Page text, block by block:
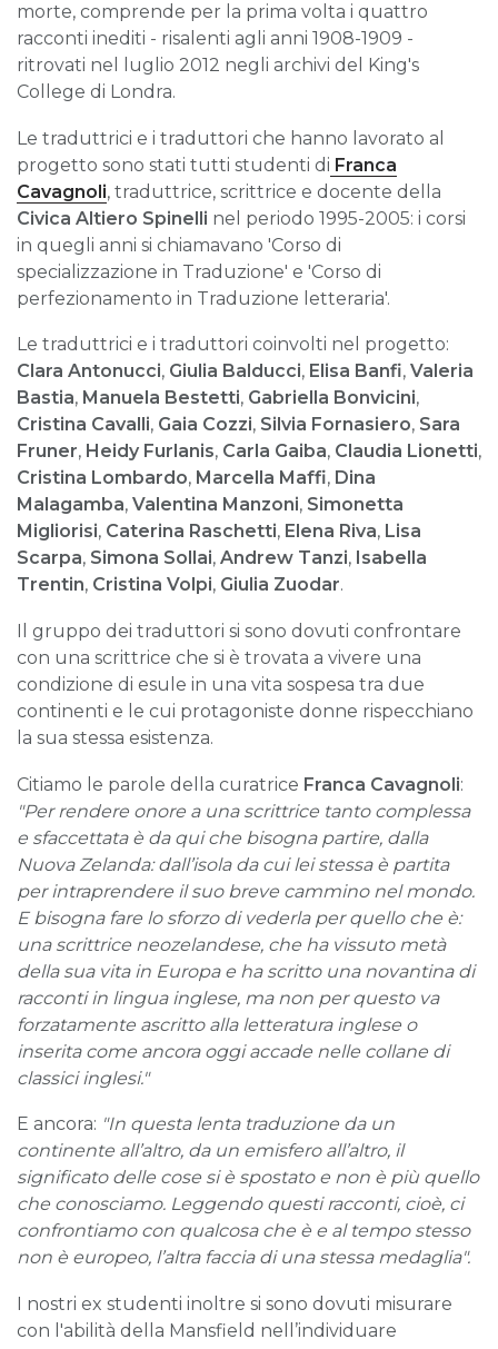
morte, comprende per la prima volta i quattro
racconti inediti - risalenti agli anni 1908-1909 -
ritrovati nel luglio 2012 negli archivi del King's
College di Londra.
Le traduttrici e i traduttori che hanno lavorato al
progetto sono stati tutti studenti di Franca
Cavagnoli, traduttrice, scrittrice e docente della
Civica Altiero Spinelli nel periodo 1995-2005: i corsi
in quegli anni si chiamavano 'Corso di
specializzazione in Traduzione' e 'Corso di
perfezionamento in Traduzione letteraria'.
Le traduttrici e i traduttori coinvolti nel progetto:
Clara Antonucci, Giulia Balducci, Elisa Banfi, Valeria
Bastia, Manuela Bestetti, Gabriella Bonvicini,
Cristina Cavalli, Gaia Cozzi, Silvia Fornasiero, Sara
Fruner, Heidy Furlanis, Carla Gaiba, Claudia Lionetti,
Cristina Lombardo, Marcella Maffi, Dina
Malagamba, Valentina Manzoni, Simonetta
Migliorisi, Caterina Raschetti, Elena Riva, Lisa
Scarpa, Simona Sollai, Andrew Tanzi, Isabella
Trentin, Cristina Volpi, Giulia Zuodar.
Il gruppo dei traduttori si sono dovuti confrontare
con una scrittrice che si è trovata a vivere una
condizione di esule in una vita sospesa tra due
continenti e le cui protagoniste donne rispecchiano
la sua stessa esistenza.
Citiamo le parole della curatrice Franca Cavagnoli:
"Per rendere onore a una scrittrice tanto complessa
e sfaccettata è da qui che bisogna partire, dalla
Nuova Zelanda: dall’isola da cui lei stessa è partita
per intraprendere il suo breve cammino nel mondo.
E bisogna fare lo sforzo di vederla per quello che è:
una scrittrice neozelandese, che ha vissuto metà
della sua vita in Europa e ha scritto una novantina di
racconti in lingua inglese, ma non per questo va
forzatamente ascritto alla letteratura inglese o
inserita come ancora oggi accade nelle collane di
classici inglesi."
E ancora: "In questa lenta traduzione da un
continente all’altro, da un emisfero all’altro, il
significato delle cose si è spostato e non è più quello
che conosciamo. Leggendo questi racconti, cioè, ci
confrontiamo con qualcosa che è e al tempo stesso
non è europeo, l’altra faccia di una stessa medaglia".
I nostri ex studenti inoltre si sono dovuti misurare
con l'abilità della Mansfield nell’individuare